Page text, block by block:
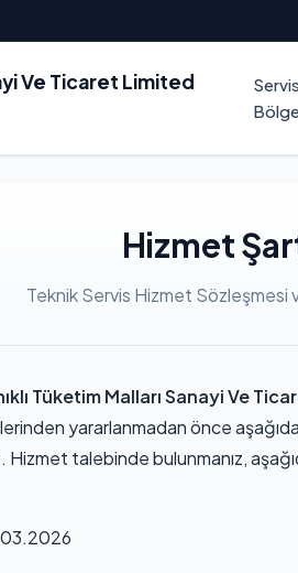
Ve Ticaret Limited
Servis
Hizmet
Teknik Servis Hizmet Sözleşmesi
Tüketim Malları Sanayi Ve
yararlanmadan önce
talebinde bulunmanız,